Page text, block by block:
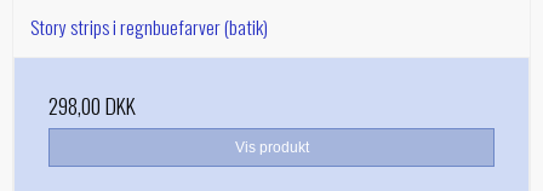
Story strips i regnbuefarver (batik)
298,00 DKK
Vis produkt